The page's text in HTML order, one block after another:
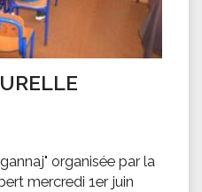
organisée par la
mercredi 1er juin